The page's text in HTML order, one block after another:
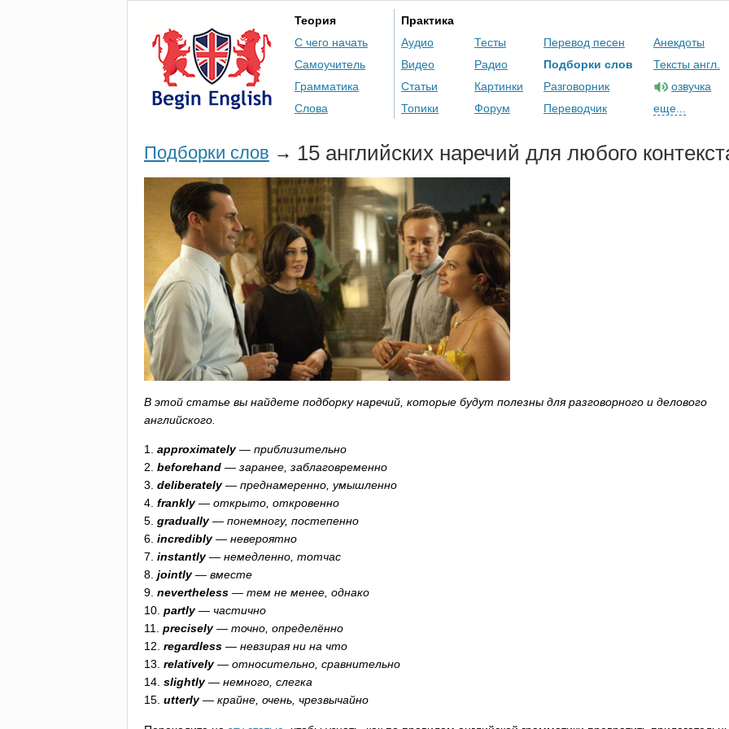
Теория
С чего начать
Самоучитель
Грамматика
Слова
Практика
Аудио
Видео
Статьи
Топики
Тесты
Радио
Картинки
Форум
Перевод песен
Подборки слов
Разговорник
Переводчик
Анекдоты
Тексты англ.
озвучка
еще...
Подборки слов → 15 английских наречий для любого
В этой статье вы найдете подборку наречий, которые будут полезны для разговорного и делового
английского.
1. approximately— приблизительно
2. beforehand — заранее, заблаговременно
3. deliberately— преднамеренно, умышленно
4. frankly— открыто, откровенно
5. gradually— понемногу, постепенно
6. incredibly— невероятно
7. instantly— немедленно, тотчас
8. jointly— вместе
9. nevertheless — тем не менее, однако
10. partly— частично
11. precisely— точно, определённо
12. regardless — невзирая ни на что
13. relatively— относительно, сравнительно
14. slightly— немного, слегка
15. utterly— крайне, очень, чрезвычайно